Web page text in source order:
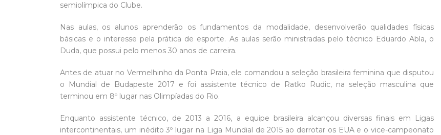
semiolímpica do Clube.
Nas aulas, os alunos aprenderão os fundamentos da modalidade, desenvolverão qualidades físicas
básicas e o interesse pela prática de esporte. As aulas serão ministradas pelo técnico Eduardo Abla, o
Duda, que possui pelo menos 30 anos de carreira.
Antes de atuar no Vermelhinho da Ponta Praia, ele comandou a seleção brasileira feminina que disputou
o Mundial de Budapeste 2017 e foi assistente técnico de Ratko Rudic, na seleção masculina que
terminou em 8º lugar nas Olimpíadas do Rio.
Enquanto assistente técnico, de 2013 a 2016, a equipe brasileira alcançou diversas finais em Ligas
intercontinentais, um inédito 3º lugar na Liga Mundial de 2015 ao derrotar os EUA e o vice-campeonato